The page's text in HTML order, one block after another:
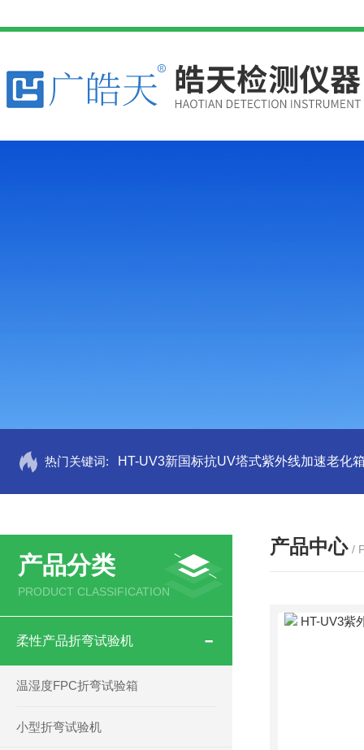
热门关键词: HT-UV3新国标抗UV塔式紫外线加速老化
产品分类
PRODUCT CLASSIFICATION
柔性产品折弯试验机
温湿度FPC折弯试验箱
小型折弯试验机
产品中心 /